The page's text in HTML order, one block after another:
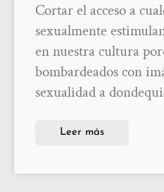
Cortar el acceso a
sexualmente
en nuestra cultura
bombardeados con
sexualidad a
Leer más